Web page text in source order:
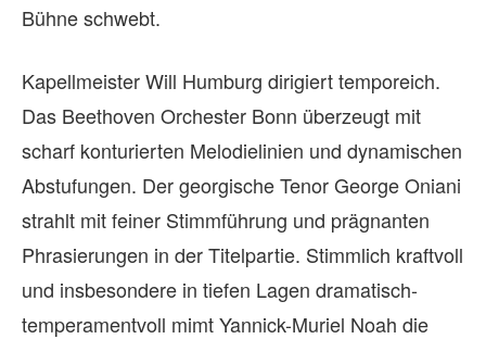
Bühne schwebt.
Kapellmeister Will Humburg dirigiert temporeich.
Das Beethoven Orchester Bonn überzeugt mit
scharf konturierten Melodielinien und dynamischen
Abstufungen. Der georgische Tenor George Oniani
strahlt mit feiner Stimmführung und prägnanten
Phrasierungen in der Titelpartie. Stimmlich kraftvoll
und insbesondere in tiefen Lagen dramatisch-
temperamentvoll mimt Yannick-Muriel Noah die